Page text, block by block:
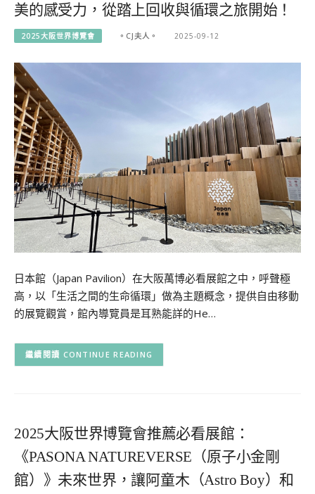
美的感受力，從踏上回收與循環之旅開始！
2025大阪世界博覽會 。CJ夫人。 2025-09-12
日本館（Japan Pavilion）在大阪萬博必看展館之中，呼聲極
高，以「生活之間的生命循環」做為主題概念，提供自由移動
的展覽觀賞，館內導覽員是耳熟能詳的He…
CONTINUE READING
2025大阪世界博覽會推薦必看展館：
《PASONA NATUREVERSE（原子小金剛
館）》未來世界，讓阿童木（Astro Boy）和